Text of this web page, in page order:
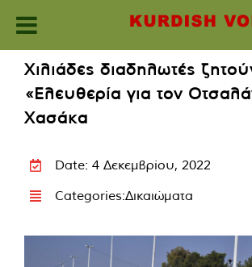
content
Χιλιάδες διαδηλωτές
«Ελευθερία για τον
Χασάκα
Date: 4 Δεκεμβρίου, 2022
Categories:Δικαιώματα